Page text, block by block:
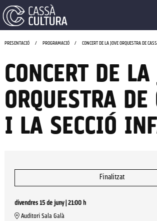
PRESENTACIÓ PROGRAMACIÓ CONCERT DE LA JOVE ORQUESTRA DE
CONCERT DE LA
ORQUESTRA DE
I LA SECCIÓ
Finalitzat
divendres 15 de juny| 21:00 h
Auditori Sala Galà